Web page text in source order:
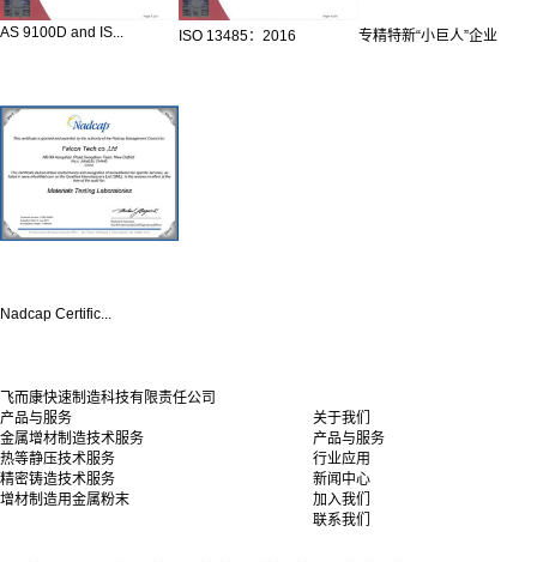
AS 9100D and IS... ISO 13485：2016 专精特新“小巨人”企业
Nadcap Certific...
飞而康快速制造科技有限责任公司
产品与服务
金属增材制造技术服务
热等静压技术服务
精密铸造技术服务
增材制造用金属粉末
关于我们
产品与服务
行业应用
新闻中心
加入我们
联系我们